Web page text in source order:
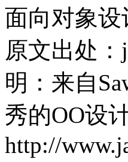
面向对象设
原文出处
明：来自
秀的OO设
http://